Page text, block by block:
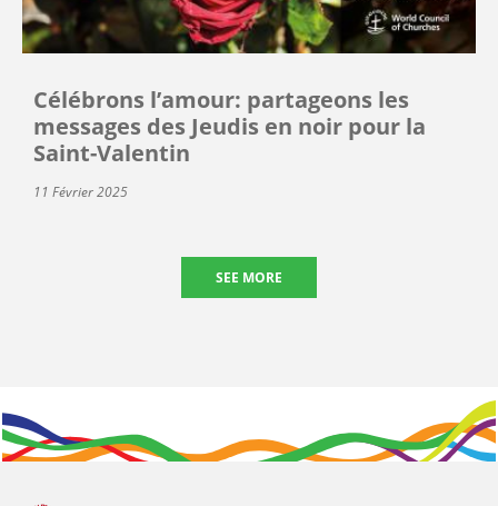
Célébrons l’amour: partageons les
messages des Jeudis en noir pour la
Saint-Valentin
11 Février 2025
SEE MORE